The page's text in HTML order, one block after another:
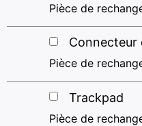
Pièce de
Connecteur
Pièce de
Trackpad
Pièce de